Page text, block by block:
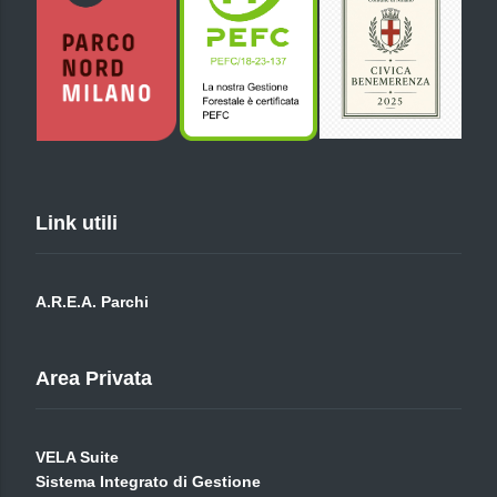
Link utili
A.R.E.A. Parchi
Area Privata
VELA Suite
Sistema Integrato di Gestione